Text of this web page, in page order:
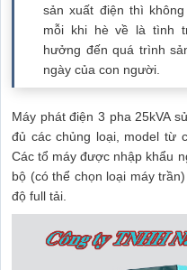
sản xuất điện thì
mỗi khi hè về là tình
hưởng đến quá trình
ngày của con người.
Máy phát điện 3 pha 25kVA
đủ các chủng loại, model từ
Các tổ máy được nhập khẩu
bộ (có thể chọn loại máy
độ full tải.